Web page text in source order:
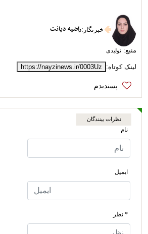
خبرنگار :راضیه دیانت
منبع: تولیدی
لینک کوتاه: https://nayzinews.ir/0003Uz
نظرات بینندگان
نام
ایمیل
* نظر